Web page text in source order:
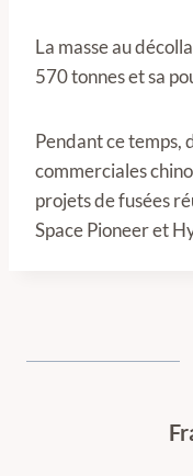
La masse au
570 tonnes et sa
Pendant ce temps,
commerciales
projets de fusées
Space Pioneer et